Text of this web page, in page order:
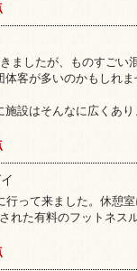
ましたが、ものすご
客が多いのかもしれま
設はそんなに広くあり
行って来ました。休憩
れた有料のフットネス